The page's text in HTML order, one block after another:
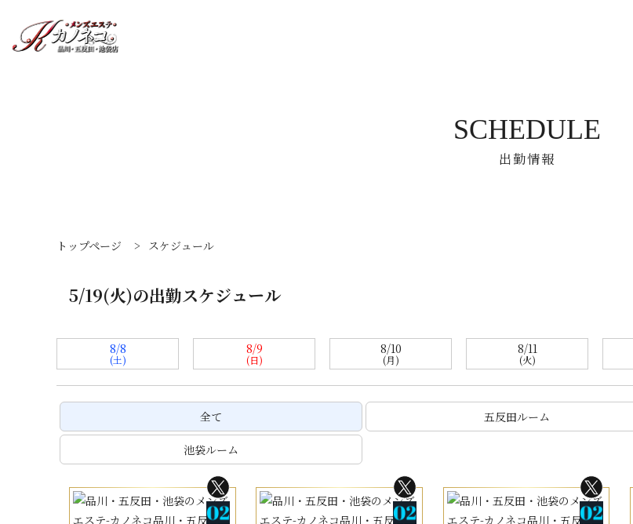
出勤情報
SCHEDULE
トップページ > スケジュール
5/19(火)の出勤スケジュール
8/8
(土)
8/9
(日)
8/10
(月)
8/11
(火)
全て 五反田ルーム
池袋ルーム